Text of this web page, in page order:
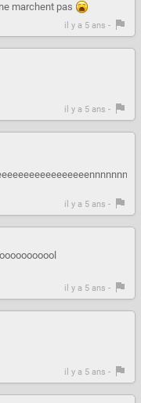
marchent pas
il y a 5 ans -
il y a 5 ans -
il y a 5 ans -
il y a 5 ans -
il y a 5 ans -